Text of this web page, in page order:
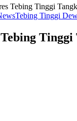
Tebing Tinggi
Tebing Tinggi